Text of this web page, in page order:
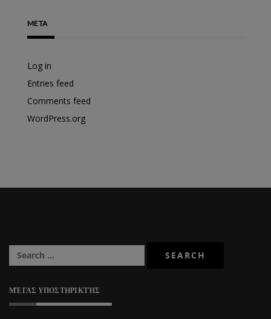
META
Log in
Entries feed
Comments feed
WordPress.org
ΜΈΓΑΣ ΥΠΟΣΤΗΡΙΚΤΉΣ